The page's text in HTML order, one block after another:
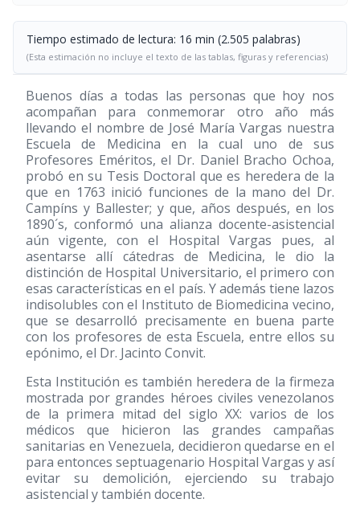
Tiempo estimado de lectura: 16 min (2.505 palabras)
(Esta estimación no incluye el texto de las tablas, figuras y referencias)
Buenos días a todas las personas que hoy nos
acompañan para conmemorar otro año más
llevando el nombre de José María Vargas nuestra
Escuela de Medicina en la cual uno de sus
Profesores Eméritos, el Dr. Daniel Bracho Ochoa,
probó en su Tesis Doctoral que es heredera de la
que en 1763 inició funciones de la mano del Dr.
Campíns y Ballester; y que, años después, en los
1890´s, conformó una alianza docente-asistencial
aún vigente, con el Hospital Vargas pues, al
asentarse allí cátedras de Medicina, le dio la
distinción de Hospital Universitario, el primero con
esas características en el país. Y además tiene lazos
indisolubles con el Instituto de Biomedicina vecino,
que se desarrolló precisamente en buena parte
con los profesores de esta Escuela, entre ellos su
epónimo, el Dr. Jacinto Convit.
Esta Institución es también heredera de la firmeza
mostrada por grandes héroes civiles venezolanos
de la primera mitad del siglo XX: varios de los
médicos que hicieron las grandes campañas
sanitarias en Venezuela, decidieron quedarse en el
para entonces septuagenario Hospital Vargas y así
evitar su demolición, ejerciendo su trabajo
asistencial y también docente.